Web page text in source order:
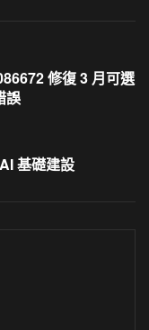
修復 3 月可選
誤
基礎建設